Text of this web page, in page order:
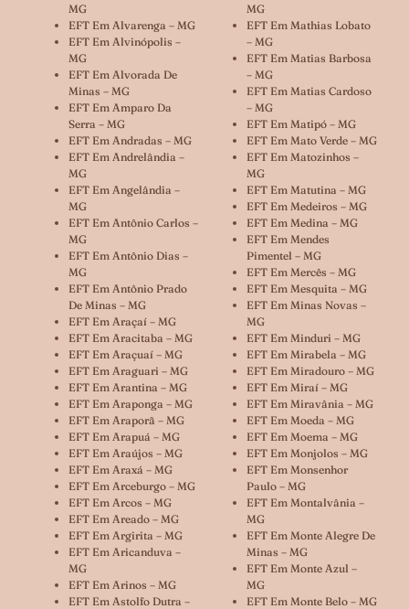
MG
EFT Em Alvarenga – MG
EFT Em Alvinópolis –
MG
EFT Em Alvorada De
Minas – MG
EFT Em Amparo Da
Serra – MG
EFT Em Andradas – MG
EFT Em Andrelândia –
MG
EFT Em Angelândia –
MG
EFT Em Antônio Carlos –
MG
EFT Em Antônio Dias –
MG
EFT Em Antônio Prado
De Minas – MG
EFT Em Araçaí – MG
EFT Em Aracitaba – MG
EFT Em Araçuaí – MG
EFT Em Araguari – MG
EFT Em Arantina – MG
EFT Em Araponga – MG
EFT Em Araporã – MG
EFT Em Arapuá – MG
EFT Em Araújos – MG
EFT Em Araxá – MG
EFT Em Arceburgo – MG
EFT Em Arcos – MG
EFT Em Areado – MG
EFT Em Argirita – MG
EFT Em Aricanduva –
MG
EFT Em Arinos – MG
EFT Em Astolfo Dutra –
MG
EFT Em Mathias Lobato
– MG
EFT Em Matias Barbosa
– MG
EFT Em Matias Cardoso
– MG
EFT Em Matipó – MG
EFT Em Mato Verde – MG
EFT Em Matozinhos –
MG
EFT Em Matutina – MG
EFT Em Medeiros – MG
EFT Em Medina – MG
EFT Em Mendes
Pimentel – MG
EFT Em Mercês – MG
EFT Em Mesquita – MG
EFT Em Minas Novas –
MG
EFT Em Minduri – MG
EFT Em Mirabela – MG
EFT Em Miradouro – MG
EFT Em Miraí – MG
EFT Em Miravânia – MG
EFT Em Moeda – MG
EFT Em Moema – MG
EFT Em Monjolos – MG
EFT Em Monsenhor
Paulo – MG
EFT Em Montalvânia –
MG
EFT Em Monte Alegre De
Minas – MG
EFT Em Monte Azul –
MG
EFT Em Monte Belo – MG